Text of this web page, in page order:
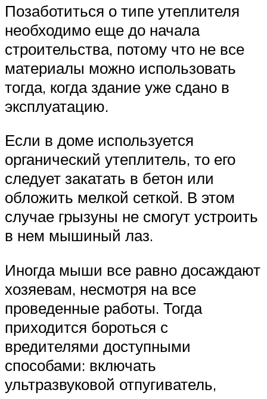
Позаботиться о типе утеплителя
необходимо еще до начала
строительства, потому что не все
материалы можно использовать
тогда, когда здание уже сдано в
эксплуатацию.
Если в доме используется
органический утеплитель, то его
следует закатать в бетон или
обложить мелкой сеткой. В этом
случае грызуны не смогут устроить
в нем мышиный лаз.
Иногда мыши все равно досаждают
хозяевам, несмотря на все
проведенные работы. Тогда
приходится бороться с
вредителями доступными
способами: включать
ультразвуковой отпугиватель,